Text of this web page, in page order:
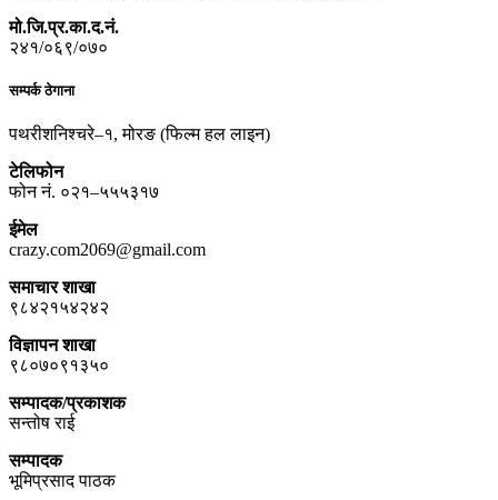
मो.जि.प्र.का.द.नं.
२४१/०६९/०७०
सम्पर्क ठेगाना
पथरीशनिश्चरे–१, मोरङ (फिल्म हल लाइन)
टेलिफोन
फोन नं. ०२१–५५५३१७
ईमेल
crazy.com2069@gmail.com
समाचार शाखा
९८४२१५४२४२
विज्ञापन शाखा
९८०७०९१३५०
सम्पादक/प्रकाशक
सन्तोष राई
सम्पादक
भूमिप्रसाद पाठक